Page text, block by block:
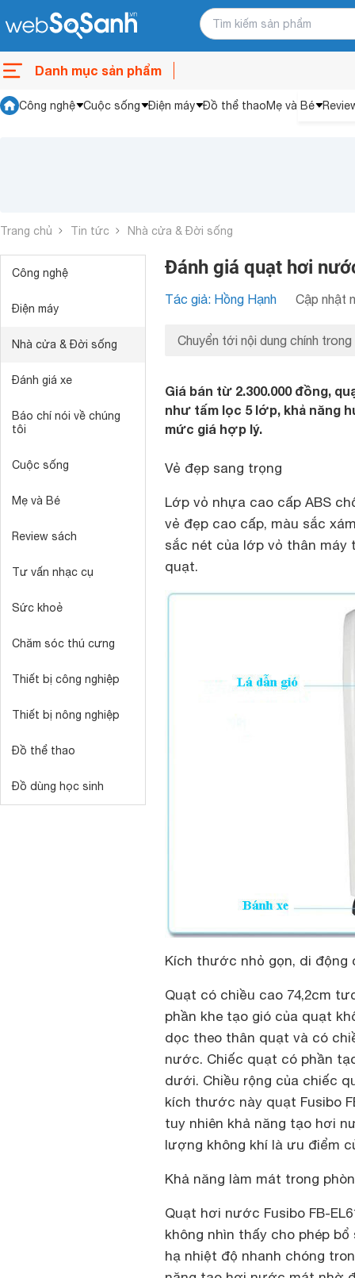
Danh mục sản phẩm
Công nghệ Cuộc sống Điện máy Đồ thể thaoMẹ và Bé
Trang chủ Tin tức Nhà cửa & Đời sống
Công nghệ
Điện máy
Nhà cửa & Đời sống
Đánh giá xe
Báo chí nói về chúng
tôi
Cuộc sống
Mẹ và Bé
Review sách
Tư vấn nhạc cụ
Sức khoẻ
Chăm sóc thú cưng
Thiết bị công nghiệp
Thiết bị nông nghiệp
Đồ thể thao
Đồ dùng học sinh
Đánh giá quạt hơi
Tác giả: Hồng Hạnh Cập nhật
Chuyển tới nội dung chính trong
Giá bán từ 2.300.000 đồng,
như tấm lọc 5 lớp, khả năng
mức giá hợp lý.
Vẻ đẹp sang trọng
Lớp vỏ nhựa cao cấp ABS
vẻ đẹp cao cấp, màu sắc
sắc nét của lớp vỏ thân máy
quạt.
Kích thước nhỏ gọn, di động
Quạt có chiều cao 74,2cm
phần khe tạo gió của quạt
dọc theo thân quạt và có
nước. Chiếc quạt có phần
dưới. Chiều rộng của chiếc
kích thước này quạt Fusibo
tuy nhiên khả năng tạo hơi
lượng không khí là ưu điểm
Khả năng làm mát trong
Quạt hơi nước Fusibo FB-
không nhìn thấy cho phép
hạ nhiệt độ nhanh chóng